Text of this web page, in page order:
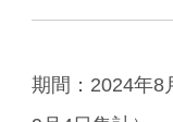
期間：2024年8